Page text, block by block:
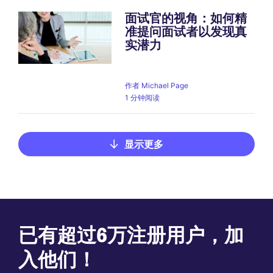
面试官的视角：如何精
准提问面试者以发现真
实潜力
作者 Michael Page
1 分钟阅读
显示更多
已有超过6万注册用户，加
入他们！